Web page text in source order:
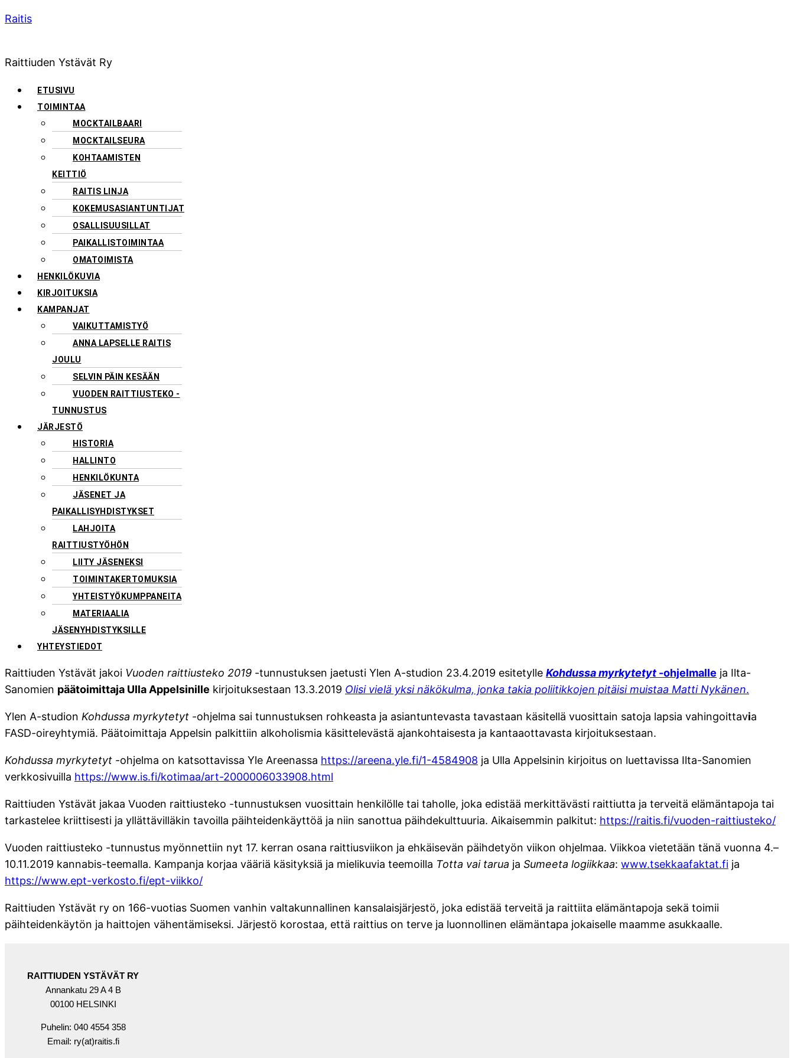
Raitis
Raittiuden Ystävät Ry
Menu
ETUSIVU
TOIMINTAA
MOCKTAILBAARI
MOCKTAILSEURA
KOHTAAMISTEN
KEITTIÖ
RAITIS LINJA
KOKEMUSASIANTUNTIJAT
OSALLISUUSILLAT
PAIKALLISTOIMINTAA
OMATOIMISTA
HENKILÖKUVIA
KIRJOITUKSIA
KAMPANJAT
VAIKUTTAMISTYÖ
ANNA LAPSELLE RAITIS
JOULU
SELVIN PÄIN KESÄÄN
VUODEN RAITTIUSTEKO -
TUNNUSTUS
JÄRJESTÖ
HISTORIA
HALLINTO
HENKILÖKUNTA
JÄSENET JA
PAIKALLISYHDISTYKSET
LAHJOITA
RAITTIUSTYÖHÖN
LIITY JÄSENEKSI
TOIMINTAKERTOMUKSIA
YHTEISTYÖKUMPPANEITA
MATERIAALIA
JÄSENYHDISTYKSILLE
YHTEYSTIEDOT
Raittiuden Ystävät jakoi Vuoden raittiusteko 2019 -tunnustuksen jaetusti Ylen A-studion 23.4.2019 esitetylle Kohdussa myrkytetyt -ohjelmalle ja Ilta-
Sanomien päätoimittaja Ulla Appelsinille kirjoituksestaan 13.3.2019 Olisi vielä yksi näkökulma, jonka takia poliitikkojen pitäisi muistaa Matti Nykänen.
Ylen A-studion Kohdussa myrkytetyt -ohjelma sai tunnustuksen rohkeasta ja asiantuntevasta tavastaan käsitellä vuosittain satoja lapsia vahingoittavia
FASD-oireyhtymiä. Päätoimittaja Appelsin palkittiin alkoholismia käsittelevästä ajankohtaisesta ja kantaaottavasta kirjoituksestaan.
Kohdussa myrkytetyt -ohjelma on katsottavissa Yle Areenassa https://areena.yle.fi/1-4584908 ja Ulla Appelsinin kirjoitus on luettavissa Ilta-Sanomien
verkkosivuilla https://www.is.fi/kotimaa/art-2000006033908.html
Raittiuden Ystävät jakaa Vuoden raittiusteko -tunnustuksen vuosittain henkilölle tai taholle, joka edistää merkittävästi raittiutta ja terveitä elämäntapoja tai
tarkastelee kriittisesti ja yllättävilläkin tavoilla päihteidenkäyttöä ja niin sanottua päihdekulttuuria. Aikaisemmin palkitut: https://raitis.fi/vuoden-raittiusteko/
Vuoden raittiusteko -tunnustus myönnettiin nyt 17. kerran osana raittiusviikon ja ehkäisevän päihdetyön viikon ohjelmaa. Viikkoa vietetään tänä vuonna 4.–
10.11.2019 kannabis-teemalla. Kampanja korjaa vääriä käsityksiä ja mielikuvia teemoilla Totta vai tarua ja Sumeeta logiikkaa: www.tsekkaafaktat.fi ja
https://www.ept-verkosto.fi/ept-viikko/
Raittiuden Ystävät ry on 166-vuotias Suomen vanhin valtakunnallinen kansalaisjärjestö, joka edistää terveitä ja raittiita elämäntapoja sekä toimii
päihteidenkäytön ja haittojen vähentämiseksi. Järjestö korostaa, että raittius on terve ja luonnollinen elämäntapa jokaiselle maamme asukkaalle.
RAITTIUDEN YSTÄVÄT RY
Annankatu 29 A 4 B
00100 HELSINKI
Puhelin: 040 4554 358
Email: ry(at)raitis.fi